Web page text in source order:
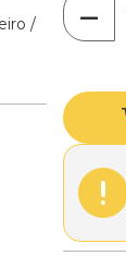
/
－